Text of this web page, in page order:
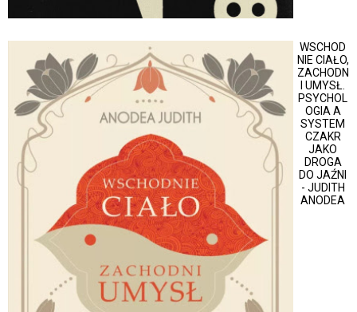
WSCHOD
NIE CIAŁO,
ZACHODN
I UMYSŁ.
PSYCHOL
OGIA A
SYSTEM
CZAKR
JAKO
DROGA
DO JAŹNI
- JUDITH
ANODEA